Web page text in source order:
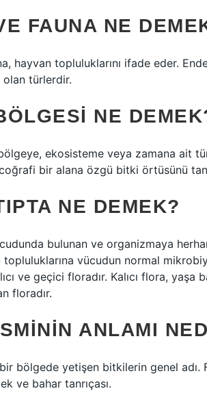
FAUNA NE
hayvan topluluklarını ifade eder.
türlerdir.
NE
ekosisteme veya zamana ait
bir alana özgü bitki örtüsünü
NE DEMEK?
bulunan ve organizmaya
vücudun normal
ve geçici floradır. Kalıcı flora,
floradır.
ANLAMI
bölgede yetişen bitkilerin genel
ve bahar tanrıçası.